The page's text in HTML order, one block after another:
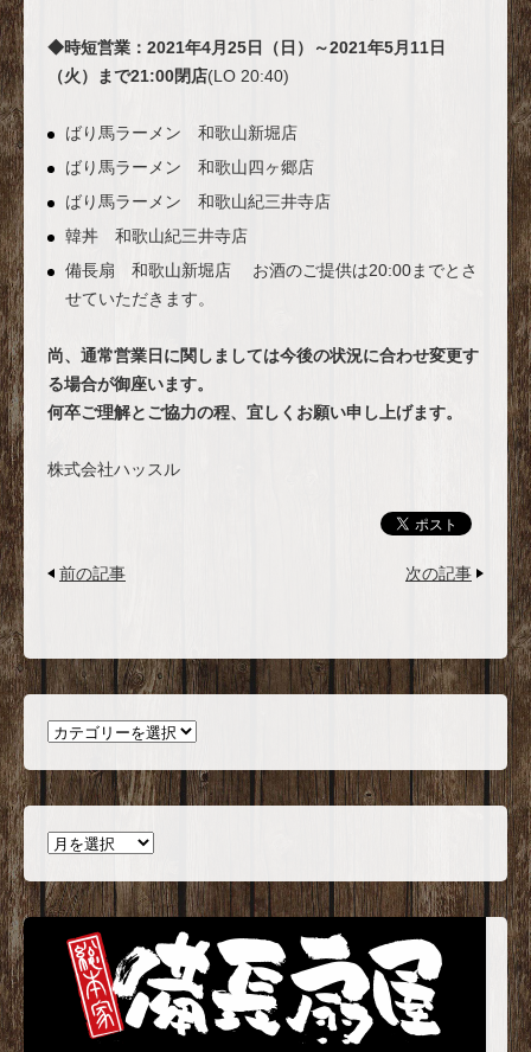
◆時短営業：2021年4月25日（日）～2021年5月11日
（火）まで21:00閉店(LO 20:40)
ばり馬ラーメン 和歌山新堀店
ばり馬ラーメン 和歌山四ヶ郷店
ばり馬ラーメン 和歌山紀三井寺店
韓丼 和歌山紀三井寺店
備長扇 和歌山新堀店 お酒のご提供は20:00までとさ
せていただきます。
尚、通常営業日に関しましては今後の状況に合わせ変更す
る場合が御座います。
何卒ご理解とご協力の程、宜しくお願い申し上げます。
株式会社ハッスル
前の記事 次の記事